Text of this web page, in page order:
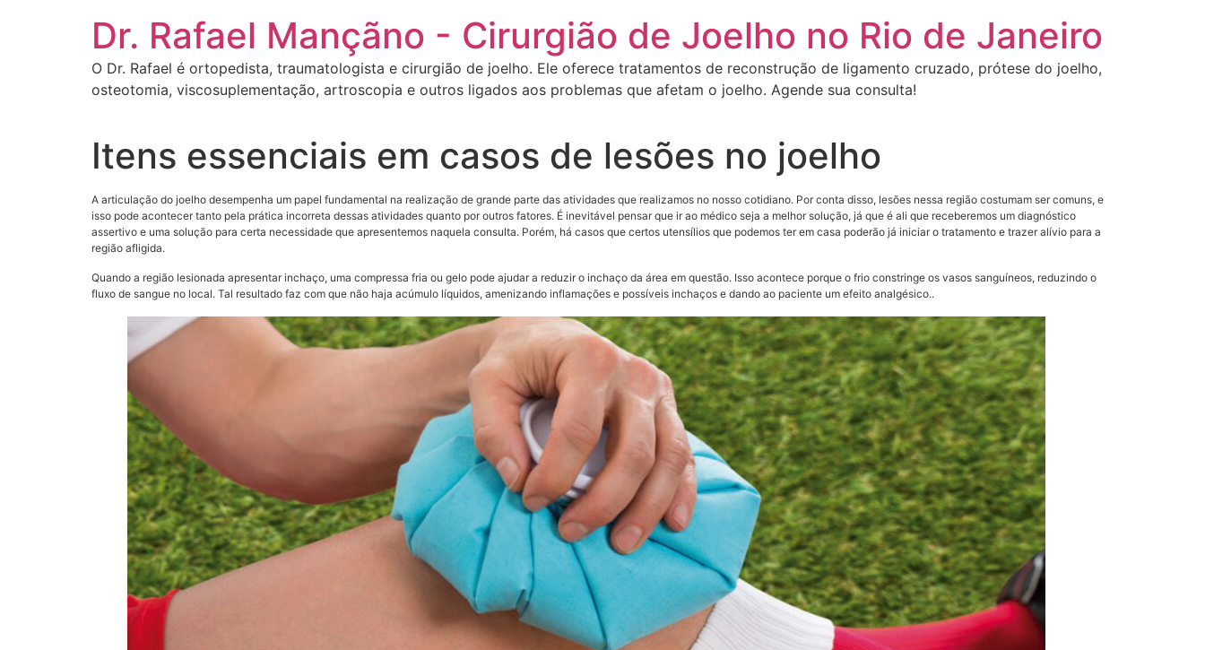
Dr. Rafael Mançãno - Cirurgião de Joelho no Rio de Janeiro
O Dr. Rafael é ortopedista, traumatologista e cirurgião de joelho. Ele oferece tratamentos de reconstrução de ligamento cruzado, prótese do joelho,
osteotomia, viscosuplementação, artroscopia e outros ligados aos problemas que afetam o joelho. Agende sua consulta!
Itens essenciais em casos de lesões no joelho
A articulação do joelho desempenha um papel fundamental na realização de grande parte das atividades que realizamos no nosso cotidiano. Por conta disso, lesões nessa região costumam ser comuns, e
isso pode acontecer tanto pela prática incorreta dessas atividades quanto por outros fatores. É inevitável pensar que ir ao médico seja a melhor solução, já que é ali que receberemos um diagnóstico
assertivo e uma solução para certa necessidade que apresentemos naquela consulta. Porém, há casos que certos utensílios que podemos ter em casa poderão já iniciar o tratamento e trazer alívio para a
região afligida.
Quando a região lesionada apresentar inchaço, uma compressa fria ou gelo pode ajudar a reduzir o inchaço da área em questão. Isso acontece porque o frio constringe os vasos sanguíneos, reduzindo o
fluxo de sangue no local. Tal resultado faz com que não haja acúmulo líquidos, amenizando inflamações e possíveis inchaços e dando ao paciente um efeito analgésico..